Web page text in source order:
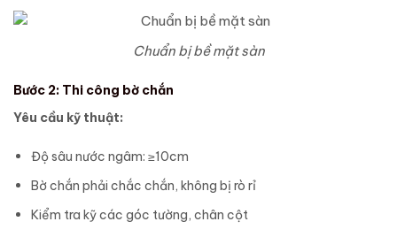
Chuẩn bị bề mặt sàn
Bước 2: Thi công bờ chắn
Yêu cầu kỹ thuật:
Độ sâu nước ngâm: ≥10cm
Bờ chắn phải chắc chắn, không bị rò rỉ
Kiểm tra kỹ các góc tường, chân cột